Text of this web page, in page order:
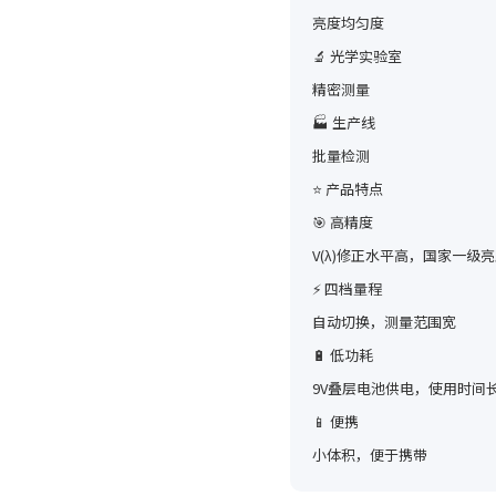
亮度均匀度
🔬 光学实验室
精密测量
🏭 生产线
批量检测
⭐ 产品特点
🎯 高精度
V(λ)修正水平高，国家一级
⚡ 四档量程
自动切换，测量范围宽
🔋 低功耗
9V叠层电池供电，使用时间
📱 便携
小体积，便于携带